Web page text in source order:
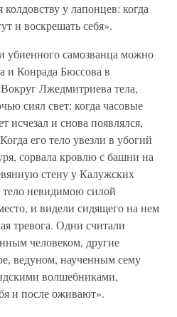
у лапонцев: когда
и воскрешать себя».
убиенного самозванца можно
и Конрада Бюссова в
Лжедмитриева тела,
сиял свет: когда часовые
исчезал и снова появлялся,
его тело увезли в убогий
сорвала кровлю с башни на
стену у Калужских
невидимою силой
и видели сидящего на нем
тревога. Одни считали
человеком, другие
ведуном, наученным сему
волшебниками,
и после оживают».